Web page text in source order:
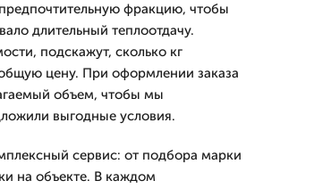
фракцию, чтобы
длительный теплоотдачу.
подскажут, сколько кг
цену. При оформлении заказа
объем, чтобы мы
выгодные условия.
сервис: от подбора марки
на объекте. В каждом